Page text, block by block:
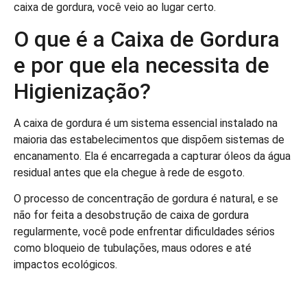
caixa de gordura, você veio ao lugar certo.
O que é a Caixa de Gordura
e por que ela necessita de
Higienização?
A caixa de gordura é um sistema essencial instalado na
maioria das estabelecimentos que dispõem sistemas de
encanamento. Ela é encarregada a capturar óleos da água
residual antes que ela chegue à rede de esgoto.
O processo de concentração de gordura é natural, e se
não for feita a desobstrução de caixa de gordura
regularmente, você pode enfrentar dificuldades sérios
como bloqueio de tubulações, maus odores e até
impactos ecológicos.